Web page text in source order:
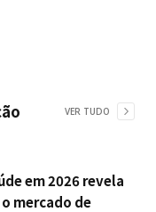
VER TUDO
em 2026 revela
mercado de